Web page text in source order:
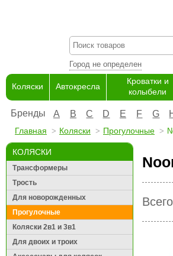
Город не определен
Коляски Автокресла
Кроватки и
колыбели
Бренды A B C D E F G
Главная Коляски Прогулочные
КОЛЯСКИ
Трансформеры
Трость
Для новорожденных
Прогулочные
Коляски 2в1 и 3в1
Для двоих и троих